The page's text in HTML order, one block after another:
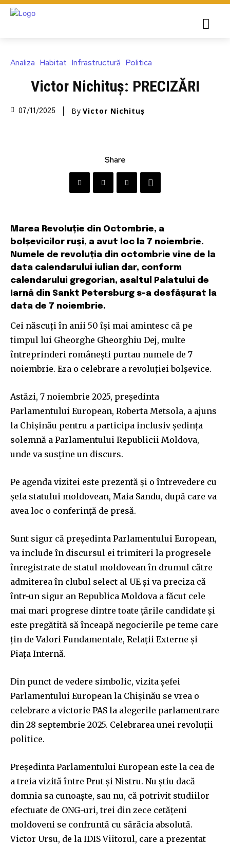
Analiza Habitat Infrastructură Politica
Victor Nichituș: PRECIZĂRI
07/11/2025 By Victor Nichituș
Share
Marea Revoluție din Octombrie, a
bolșevicilor ruși, a avut loc la 7 noiembrie.
Numele de revoluția din octombrie vine de la
data calendarului iulian dar, conform
calendarului gregorian, asaltul Palatului de
Iarnă din Sankt Petersburg s-a desfășurat la
data de 7 noiembrie.
Cei născuți în anii 50 își mai amintesc că pe
timpul lui Gheorghe Gheorghiu Dej, multe
întreprinderi românești purtau numele de 7
noiembrie. Era o celebrare a revoluției bolșevice.
Astăzi, 7 noiembrie 2025, preşedinta
Parlamentului European, Roberta Metsola, a ajuns
la Chişinău pentru a participa inclusiv şedinţa
solemnă a Parlamentului Republicii Moldova,
unde va susţine un discurs.
Pe agenda vizitei este prezentă şi o întrevedere cu
şefa statului moldovean, Maia Sandu, după care va
avea loc o conferinţă de presă.
Sunt sigur că președinta Parlamentului European,
va include în discursul ei trimiteri la progresele
înregistrate de statul moldovean în drumul către
admiterea în clubul select al UE și va preciza că
într-un sigur an Republica Moldova a făcut cele
mai mari progrese dintre toate ţările candidate şi
este pregătită să înceapă negocierile pe teme care
țin de Valori Fundamentale, Relaţii Externe şi
Piaţa Internă.
Din punct de vedere simbolic, vizita șefei
Parlamentului European la Chișinău se vrea o
celebrare a victorie PAS la alegerile parlamentrare
din 28 septembrie 2025. Celebrarea unei revoluții
politice.
Preşedinta Parlamentului European este la cea de
a treia vizită între Prut și Nistru. Nu știu dacă
domnia sa cunoaște, sau nu, că potrivit studiilor
efectuate de ONG-uri, trei din zece cetățeni
moldoveni se confruntă cu sărăcia absolută.
Victor Ursu, de la IDIS Viitorul, care a prezentat